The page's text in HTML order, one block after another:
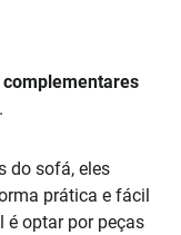
do sofá, eles
prática e fácil
é optar por peças